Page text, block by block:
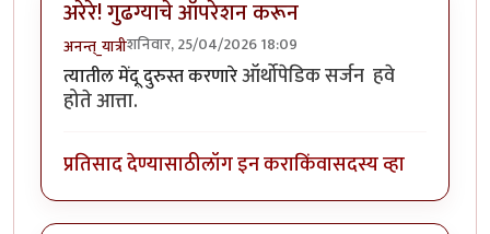
अरेरे! गुढग्याचे ऑपरेशन करून
अनन्त्_यात्रीशनिवार, 25/04/2026 18:09
त्यातील मेंदू दुरुस्त करणारेऑर्थोपेडिक सर्जन हवे
होते आत्ता.
प्रतिसाद देण्यासाठीलॉग इन कराकिंवासदस्य व्हा